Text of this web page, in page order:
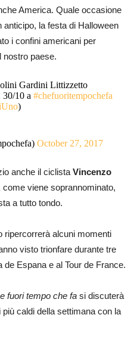
America. Quale occasione
anticipo, la festa di Halloween
i confini americani per
nostro paese.
Gardini Littizzetto
30/10 a#chefuoritempochefa
)
October 27, 2017
anche il ciclista Vincenzo
come viene soprannominato,
a tutto tondo.
ripercorrerà alcuni momenti
visto trionfare durante tre
de Espana e al Tour de France.
fuori tempo che fa si discuterà
caldi della settimana con la